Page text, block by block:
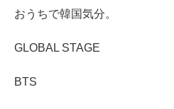
おうちで韓国気分。
GLOBAL STAGE
BTS